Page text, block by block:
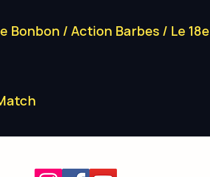
Bonbon / Action Barbes / Le